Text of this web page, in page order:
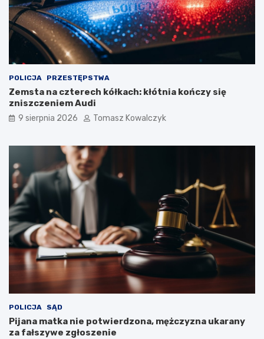
POLICJA PRZESTĘPSTWA
Zemsta na czterech kółkach: kłótnia kończy się
zniszczeniem Audi
9 sierpnia 2026 Tomasz Kowalczyk
POLICJA SĄD
Pijana matka nie potwierdzona, mężczyzna ukarany
za fałszywe zgłoszenie